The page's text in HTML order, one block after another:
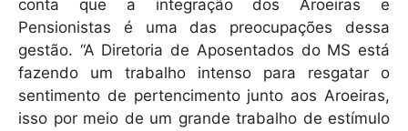
conta que a integração dos Aroeiras e
Pensionistas é uma das preocupações dessa
gestão. “A Diretoria de Aposentados do MS está
fazendo um trabalho intenso para resgatar o
sentimento de pertencimento junto aos Aroeiras,
isso por meio de um grande trabalho de estímulo